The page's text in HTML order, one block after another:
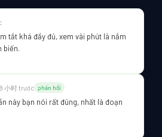
tắt khá đầy đủ, xem vài phút là nắm
biến.
8 小时 trước phản hồi
này bạn nói rất đúng, nhất là đoạn